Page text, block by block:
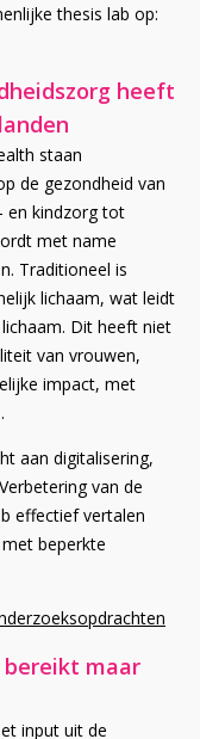
thesis lab op:
heeft
staan
de gezondheid van
en kindzorg tot
met name
Traditioneel is
lichaam, wat leidt
Dit heeft niet
van vrouwen,
impact, met
aan digitalisering,
van de
effectief vertalen
beperkte
bereikt maar
input uit de